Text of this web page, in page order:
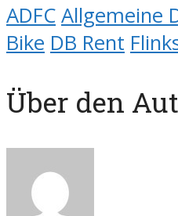
ADFC Allgemeine
Bike DB Rent
Über den